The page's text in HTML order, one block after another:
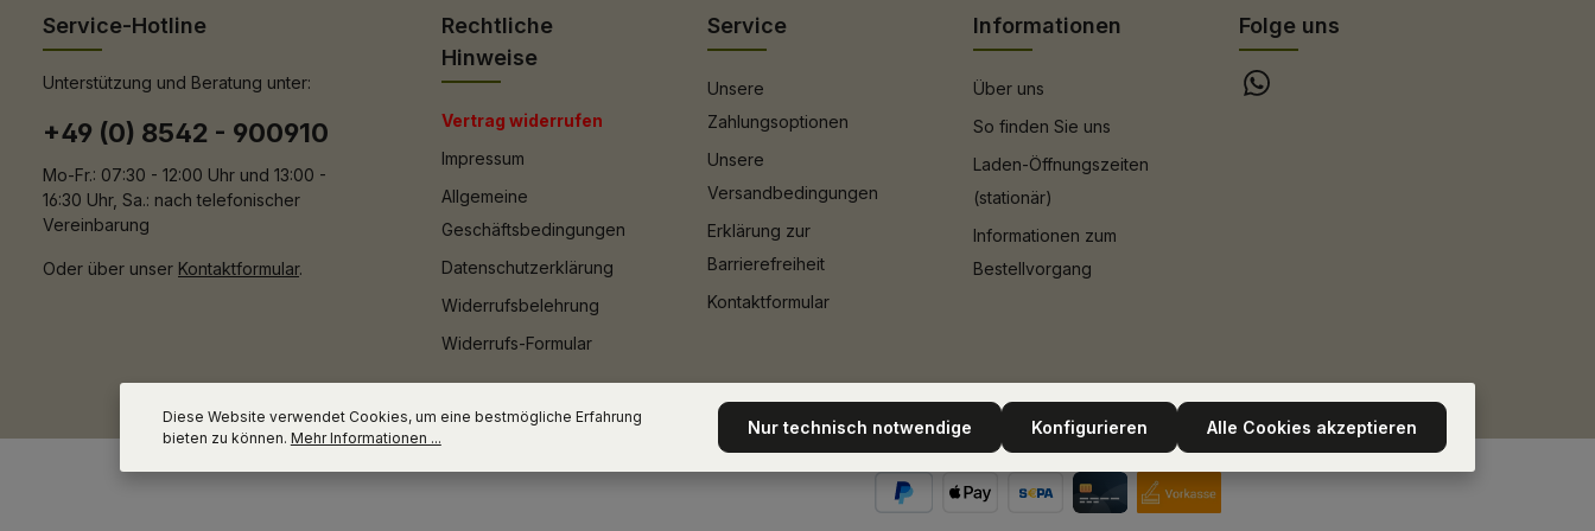
Service-Hotline
Unterstützung und Beratung unter:
+49 (0) 8542 - 900910
Mo-Fr.: 07:30 - 12:00 Uhr und 13:00 -
16:30 Uhr, Sa.: nach telefonischer
Vereinbarung
Oder über unser Kontaktformular.
Rechtliche
Hinweise
Vertrag widerrufen
Impressum
Allgemeine
Geschäftsbedingungen
Datenschutzerklärung
Widerrufsbelehrung
Widerrufs-Formular
Service
Unsere
Zahlungsoptionen
Unsere
Versandbedingungen
Erklärung zur
Barrierefreiheit
Kontaktformular
Informationen
Über uns
So finden Sie uns
Laden-Öffnungszeiten
(stationär)
Informationen zum
Bestellvorgang
Folge uns
Diese Website verwendet Cookies, um eine bestmögliche Erfahrung
bieten zu können. Mehr Informationen ... Nur technisch notwendige Konfigurieren Alle Cookies akzeptieren